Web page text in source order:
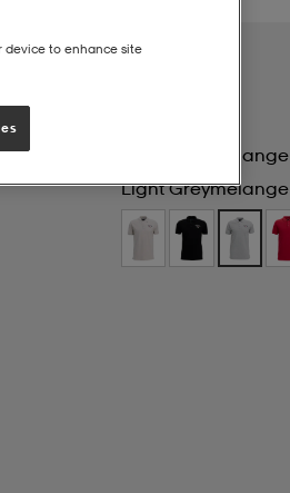
Light Greymelange
Light Greymelange
device to enhance site